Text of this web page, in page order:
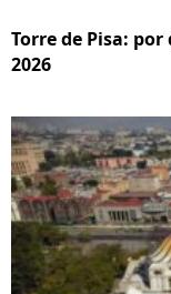
Torre de Pisa:
2026